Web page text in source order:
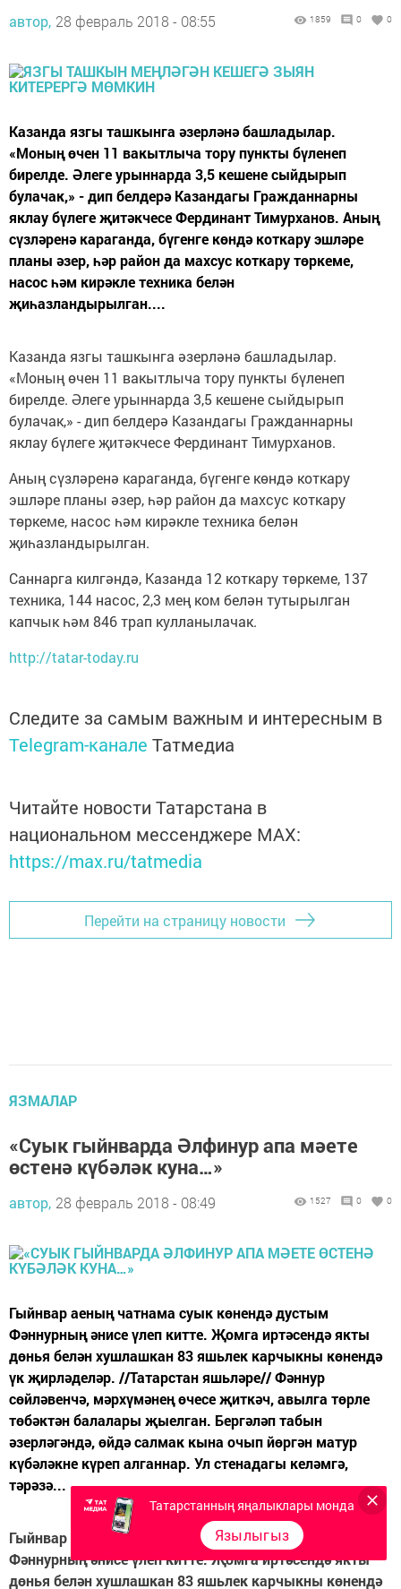
автор, 28 февраль 2018 - 08:55 1859 0 0
Казанда язгы ташкынга әзерләнә башладылар.
«Моның өчен 11 вакытлыча тору пункты бүленеп
бирелде. Әлеге урыннарда 3,5 кешене сыйдырып
булачак,» - дип белдерә Казандагы Гражданнарны
яклау бүлеге җитәкчесе Фердинант Тимурханов. Аның
сүзләренә караганда, бүгенге көндә коткару эшләре
планы әзер, һәр район да махсус коткару төркеме,
насос һәм кирәкле техника белән
җиһазландырылган....
Казанда язгы ташкынга әзерләнә башладылар.
«Моның өчен 11 вакытлыча тору пункты бүленеп
бирелде. Әлеге урыннарда 3,5 кешене сыйдырып
булачак,» - дип белдерә Казандагы Гражданнарны
яклау бүлеге җитәкчесе Фердинант Тимурханов.
Аның сүзләренә караганда, бүгенге көндә коткару
эшләре планы әзер, һәр район да махсус коткару
төркеме, насос һәм кирәкле техника белән
җиһазландырылган.
Саннарга килгәндә, Казанда 12 коткару төркеме, 137
техника, 144 насос, 2,3 мең ком белән тутырылган
капчык һәм 846 трап кулланылачак.
http://tatar-today.ru
Следите за самым важным и интересным в
Telegram-канале Татмедиа
Читайте новости Татарстана в
национальном мессенджере MАХ:
https://max.ru/tatmedia
Перейти на страницу новости
ЯЗМАЛАР
«Суык гыйнварда Әлфинур апа мәете
өстенә күбәләк куна…»
автор, 28 февраль 2018 - 08:49 1527 0 0
Гыйнвар аеның чатнама суык көнендә дустым
Фәннурның әнисе үлеп китте. Җомга иртәсендә якты
дөнья белән хушлашкан 83 яшьлек карчыкны көнендә
үк җирләделәр. //Татарстан яшьләре// Фәннур
сөйләвенчә, мәрхүмәнең өчесе җиткәч, авылга төрле
төбәктән балалары җыелган. Бергәләп табын
әзерләгәндә, өйдә салмак кына очып йөргән матур
күбәләкне күреп алганнар. Ул стенадагы келәмгә,
тәрәзә...
Гыйнвар аеның чатнама суык көнендә дустым
Фәннурның әнисе үлеп китте. Җомга иртәсендә якты
дөнья белән хушлашкан 83 яшьлек карчыкны көнендә
Татарстанның яңалыклары монда
Язылыгыз